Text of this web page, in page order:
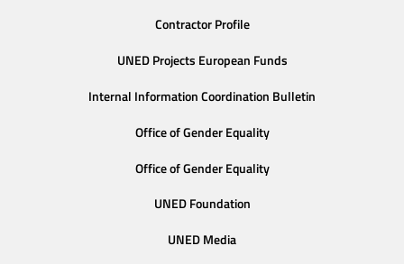
Contractor Profile
UNED Projects European Funds
Internal Information Coordination Bulletin
Office of Gender Equality
Office of Gender Equality
UNED Foundation
UNED Media